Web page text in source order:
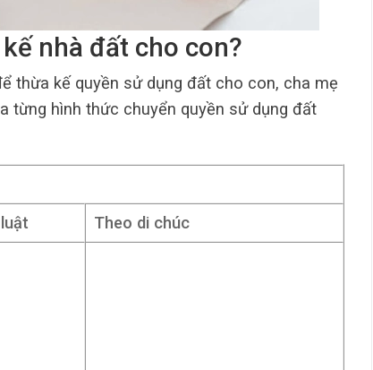
nhà đất cho con?
thừa kế quyền sử dụng đất cho con, cha mẹ
từng hình thức chuyển quyền sử dụng đất
Theo di chúc